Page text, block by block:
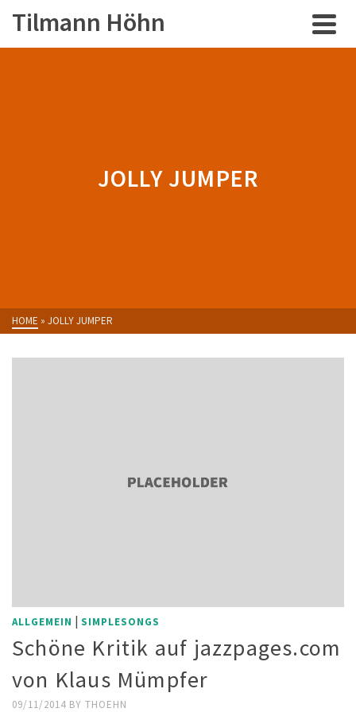
Tilmann Höhn
JOLLY JUMPER
HOME » JOLLY JUMPER
ALLGEMEIN | SIMPLESONGS
Schöne Kritik auf jazzpages.com
von Klaus Mümpfer
09/11/2014 BY THOEHN